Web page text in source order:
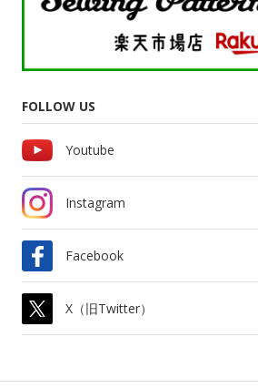
FOLLOW US
Youtube
Instagram
Facebook
X（旧Twitter）